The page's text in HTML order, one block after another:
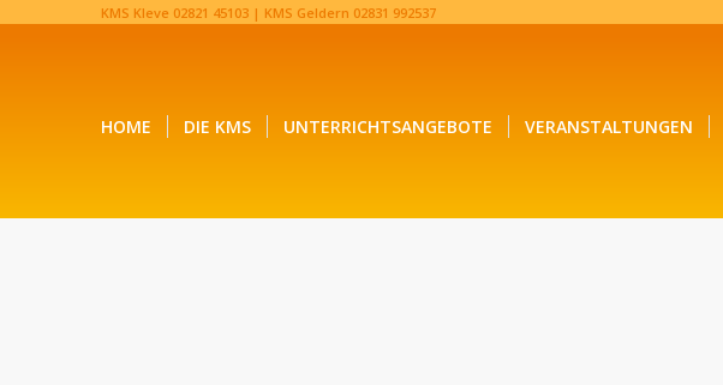
KMS Kleve 02821 45103‬| KMS Geldern 02831 992537‬
HOME DIE KMS UNTERRICHTSANGEBOTE VERANSTALTUNGEN